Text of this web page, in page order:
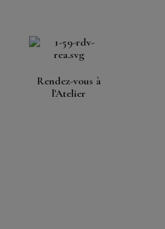
Rendez-vous à
l'Atelier